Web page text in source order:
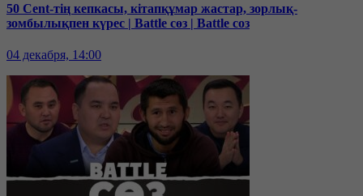
50 Cent-тің кепкасы, кітапқұмар жастар, зорлық-
зомбылықпен күрес | Battle сөз | Battle соз
04 декабря, 14:00